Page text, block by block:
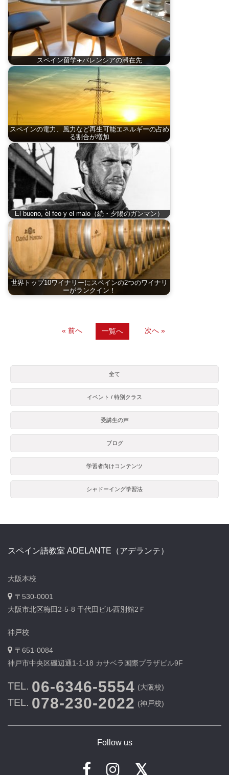
スペイン留学✈️バレンシアの滞在先
スペインの電力、風力など再生可能エネルギーの占め
る割合が増加
El bueno, el feo y el malo（続・夕陽のガンマン）
世界トップ10ワイナリーにスペインの2つのワイナリ
ーがランクイン！
« 前へ 一覧へ 次へ »
全て
イベント / 特別クラス
受講生の声
ブログ
学習者向けコンテンツ
シャドーイング学習法
スペイン語教室 ADELANTE（アデランテ）
大阪本校
〒530-0001
大阪市北区梅田2-5-8 千代田ビル西別館2Ｆ
神戸校
〒651-0084
神戸市中央区磯辺通1-1-18 カサベラ国際プラザビル9F
TEL. 06-6346-5554 (大阪校)
TEL. 078-230-2022 (神戸校)
Follow us